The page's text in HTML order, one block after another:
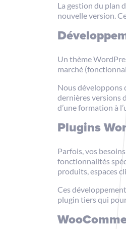
La gestion du plan
nouvelle version.
Un thème
marché
Nous développons
dernières versions
d’une formation à
Plugins
Parfois, vos
fonctionnalités
produits, espaces
Ces
plugin tiers qui